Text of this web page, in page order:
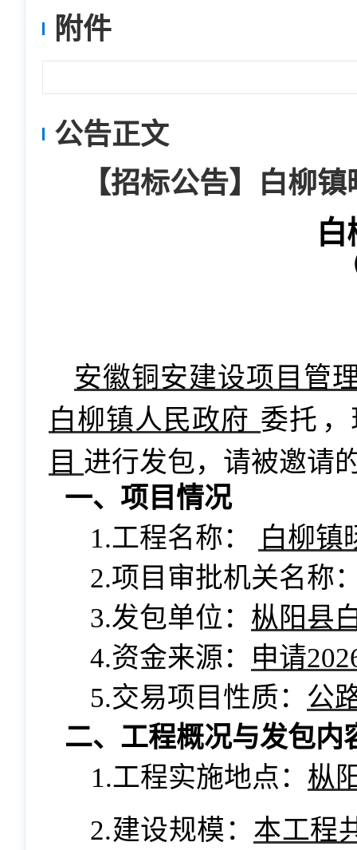
附件
公告正文
【招标公告】白柳
白柳镇
（项
安徽铜安建设项目管
白柳镇人民政府 委托
目 进行发包， 请被邀请
一、项目情况
1.工程名称：
白柳镇
2.项目审批机关名称
3.发包单位： 枞阳县
4.资金来源：
申请
5.交易项目性质： 公
二、工程概况与发包内
1.工程实施地点： 枞
2.建设规模： 本工程